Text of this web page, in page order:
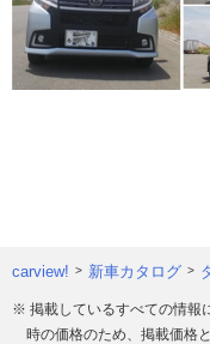
carview! 新車カタログ
※ 掲載しているすべての情報
時の価格のため、掲載価格